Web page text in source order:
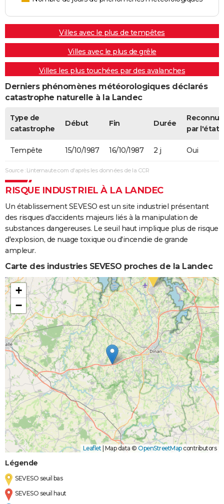
Villes avec le plus de tempêtes
Villes avec le plus de grêle
Villes les plus touchées par des avalanches
Derniers phénomènes météorologiques déclarés
catastrophe naturelle à la Landec
Type de
catastrophe
Début Fin Durée
Reconnue
par l'état
Tempête 15/10/1987 16/10/1987 2 j Oui
Source : Linternaute.com d'après les données de la CCR
RISQUE INDUSTRIEL À LA LANDEC
Un établissement SEVESO est un site industriel présentant
des risques d'accidents majeurs liés à la manipulation de
substances dangereuses. Le seuil haut implique plus de risque
d'explosion, de nuage toxique ou d'incendie de grande
ampleur.
Carte des industries SEVESO proches de la Landec
+
−
Leaflet Map data © OpenStreetMapcontributors
Légende
SEVESO seuil bas
SEVESO seuil haut